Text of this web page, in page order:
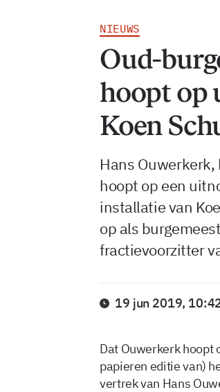
NIEUWS
Oud-
hoopt op
Koen
Hans
hoopt op een
installatie van
op als
fractievoorzitter
19 jun 2019,
Dat Ouwerkerk hoopt
papieren editie van)
vertrek van Hans